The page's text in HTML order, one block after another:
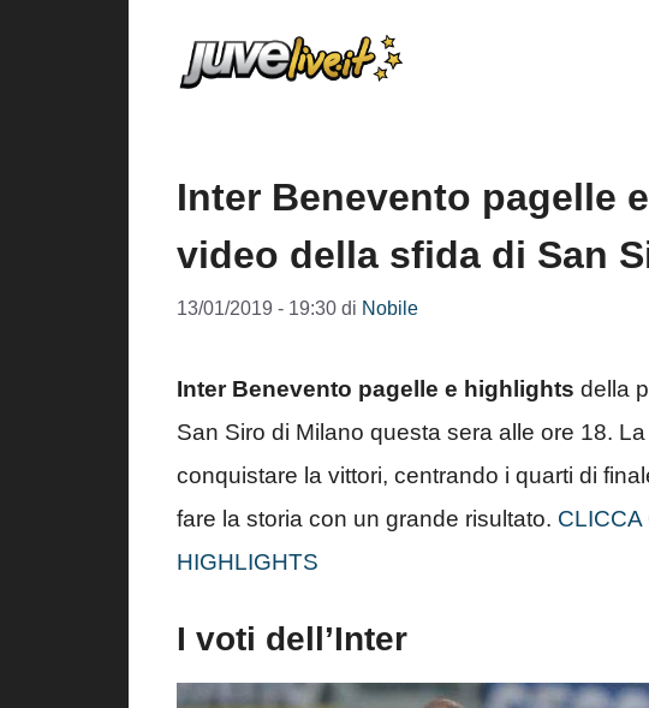
Inter Benevento pagelle
video della sfida di San
13/01/2019 - 19:30 di Nobile
Inter Benevento pagelle e highlights della
San Siro di Milano questa sera alle ore 18.
conquistare la vittori, centrando i quarti di
fare la storia con un grande risultato. CLICCA
HIGHLIGHTS
I voti dell’Inter